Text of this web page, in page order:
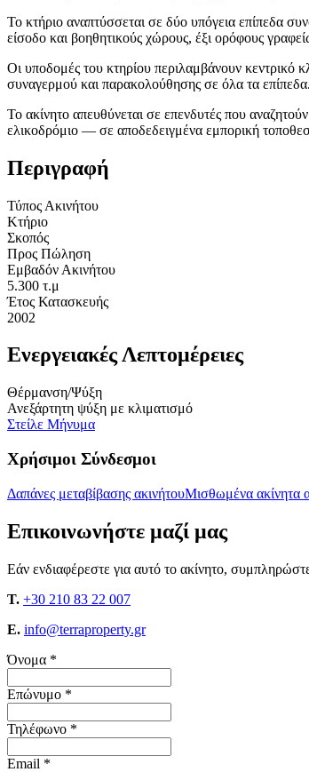
Το κτήριο αναπτύσσεται σε δύο υπόγεια επίπεδα
είσοδο και βοηθητικούς χώρους, έξι ορόφους
Οι υποδομές του κτηρίου περιλαμβάνουν
συναγερμού και παρακολούθησης σε όλα τα
Το ακίνητο απευθύνεται σε επενδυτές που
ελικοδρόμιο — σε αποδεδειγμένα εμπορική
Περιγραφή
Τύπος Ακινήτου
Κτήριο
Σκοπός
Προς Πώληση
Εμβαδόν Ακινήτου
5.300 τ.μ
Έτος Κατασκευής
2002
Ενεργειακές Λεπτομέρειες
Θέρμανση/Ψύξη
Ανεξάρτητη ψύξη με κλιματισμό
Στείλε Μήνυμα
Χρήσιμοι Σύνδεσμοι
Δαπάνες μεταβίβασης ακινήτουΜισθωμένα ακίνητα
Επικοινωνήστε μαζί μας
Εάν ενδιαφέρεστε για αυτό το ακίνητο,
T. +30 210 83 22 007
E. info@terraproperty.gr
Όνομα *
Επώνυμο *
Τηλέφωνο *
Email *